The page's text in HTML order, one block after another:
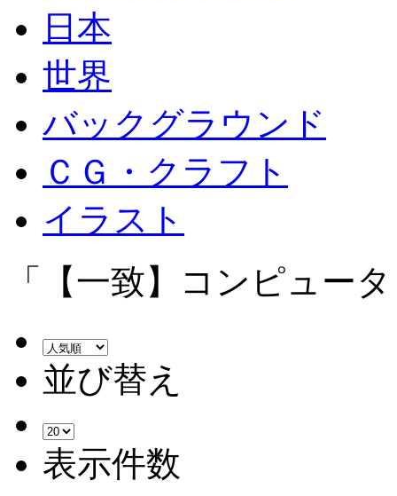
日本
世界
バックグラウンド
ＣＧ・クラフト
イラスト
「【一致】コンピュー
並び替え
表示件数